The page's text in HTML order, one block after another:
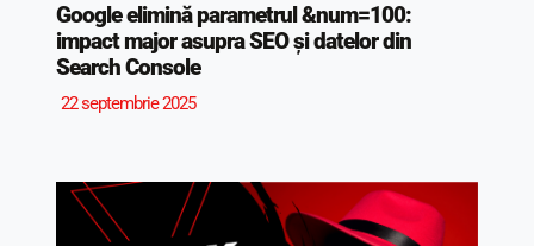
Google elimină parametrul &num=100:
impact major asupra SEO și datelor din
Search Console
22 septembrie 2025